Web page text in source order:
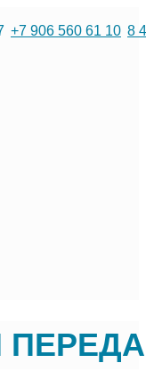
+7 906 560 61 10 8